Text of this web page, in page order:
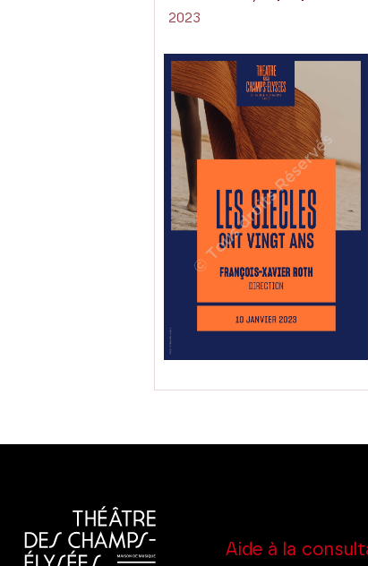
2023
Aide à la